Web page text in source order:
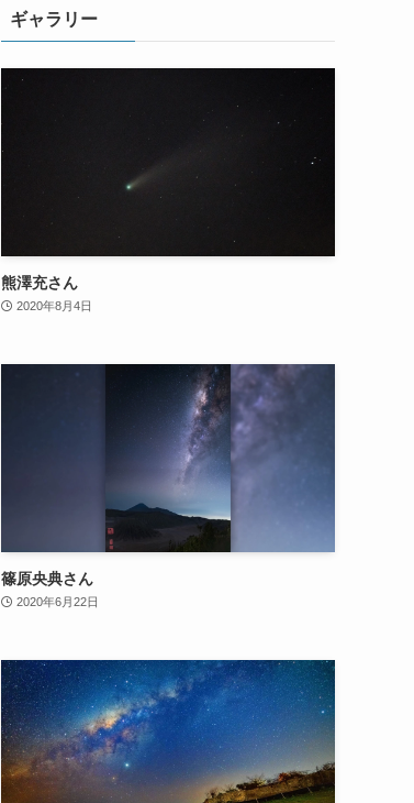
ギャラリー
熊澤充さん
2020年8月4日
篠原央典さん
2020年6月22日